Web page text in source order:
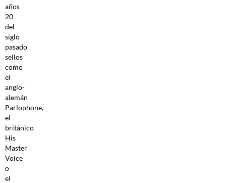
años
20
del
siglo
pasado
sellos
como
el
anglo-
alemán
Parlophone,
el
británico
His
Master
Voice
o
el